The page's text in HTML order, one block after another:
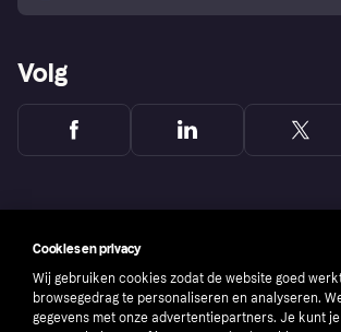
Volg
Cookies en privacy
Wij gebruiken cookies zodat de website goed
browsegedrag te personaliseren en analyseren.
gegevens met onze advertentiepartners. Je kunt